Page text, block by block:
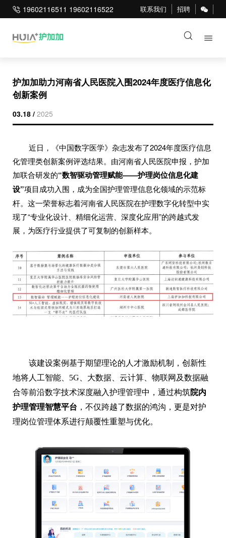
19602116511 19602116522 联系我们 招聘
护加加助力河南省人民医院入围2024年度医疗信息化
创新案例
03.18 / 2025
近日，《中国数字医学》杂志发布了2024年度医疗信息
化管理类创新案例评选结果。由河南省人民医院申报，护加
加联合研发的“数智驱动管理赋能——护理岗位信息化建
设”项目成功入围，成为全国护理管理信息化领域的示范标
杆。这一荣誉标志着河南省人民医院在护理数字化转型中实
现了“专业化设计、精细化运营、深度化应用”的跨越式发
展，为医疗行业提供了可复制的创新样本。
该建设案例基于期望理论的人才激励机制，创新性
地将人工智能、5G、大数据、云计算、物联网及数据融
合等前沿数字技术深度融入护理管理中，通过构筑院内
护理管理智慧平台 ，不仅跨越了数据的鸿沟，更是对护
理岗位管理体系进行颠覆性重塑与优化。